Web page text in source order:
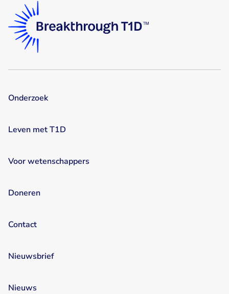
Onderzoek
Leven met T1D
Voor wetenschappers
Doneren
Contact
Nieuwsbrief
Nieuws